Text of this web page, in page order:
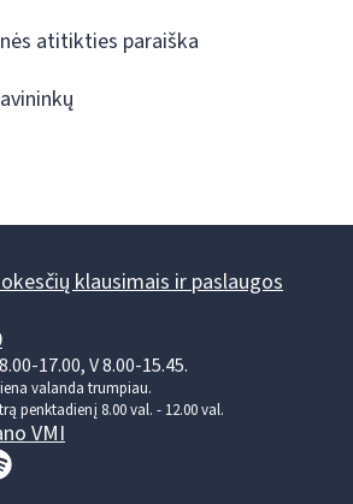
atitikties paraiška
klausimais ir paslaugos
17.00, V 8.00-15.45.
valanda trumpiau.
penktadienį 8.00 val. - 12.00 val.
VMI